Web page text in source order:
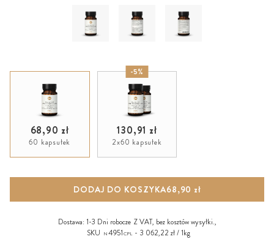
68,90 zł
60 kapsułek
-5%
130,91 zł
2x60 kapsułek
DODAJ DO KOSZYKA68,90 zł
Dostawa: 1-3 Dni robocze Z VAT, bez kosztów wysyłki.,
SKU
N4951CPL 3 062,22 zł / 1kg